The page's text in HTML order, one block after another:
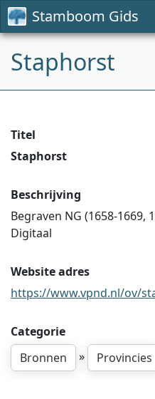
Stamboom Gids
Staphorst
Titel
Staphorst
Beschrijving
Begraven NG (1658-1669,
Digitaal
Website adres
https://www.vpnd.nl/ov/
Categorie
Bronnen
» Provincies